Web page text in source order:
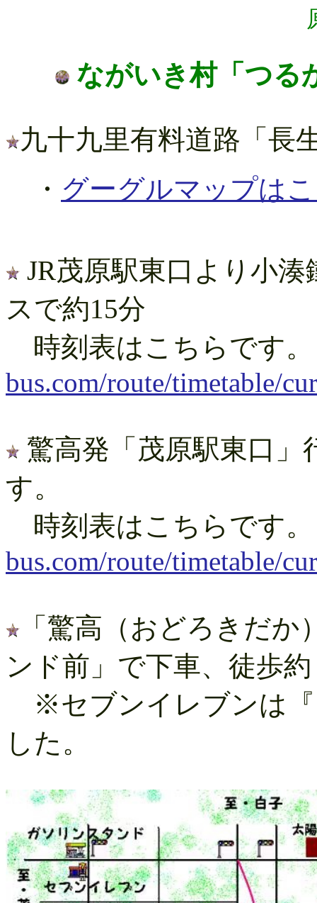
ながいき村「つる
九十九里有料道路「長
・ グーグルマップは
JR茂原駅東口より小
スで約15分
時刻表はこちらです
bus.com/route/timetable/
驚高発「茂原駅東口
す。
時刻表はこちらです
bus.com/route/timetable/
「驚高（おどろきだ
ンド前」で下車、徒歩
※セブンイレブンは『
した。